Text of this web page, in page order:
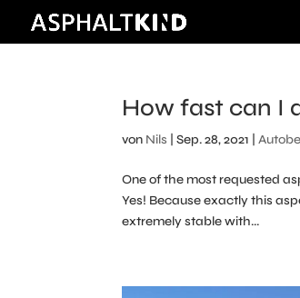
How fast can I
von Nils |Sep. 28, 2021 |
One of the most requested
Yes! Because exactly this
extremely stable with...